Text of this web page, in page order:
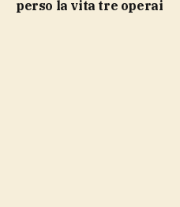
perso la vita tre operai